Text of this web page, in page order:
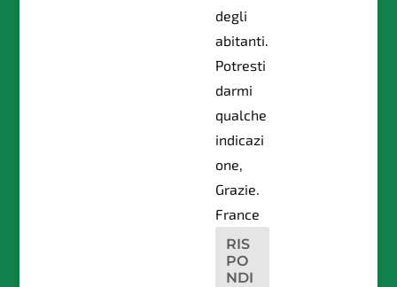
degli
abitanti.
Potresti
darmi
qualche
indicazi
one,
Grazie.
France
RIS
PO
NDI